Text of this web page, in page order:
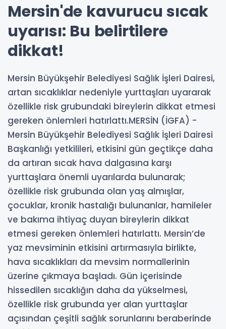
Mersin'de kavurucu sıcak
uyarısı: Bu belirtilere
dikkat!
Mersin Büyükşehir Belediyesi Sağlık İşleri Dairesi,
artan sıcaklıklar nedeniyle yurttaşları uyararak
özellikle risk grubundaki bireylerin dikkat etmesi
gereken önlemleri hatırlattı.MERSİN (İGFA) -
Mersin Büyükşehir Belediyesi Sağlık İşleri Dairesi
Başkanlığı yetkilileri, etkisini gün geçtikçe daha
da artıran sıcak hava dalgasına karşı
yurttaşlara önemli uyarılarda bulunarak;
özellikle risk grubunda olan yaş almışlar,
çocuklar, kronik hastalığı bulunanlar, hamileler
ve bakıma ihtiyaç duyan bireylerin dikkat
etmesi gereken önlemleri hatırlattı. Mersin’de
yaz mevsiminin etkisini artırmasıyla birlikte,
hava sıcaklıkları da mevsim normallerinin
üzerine çıkmaya başladı. Gün içerisinde
hissedilen sıcaklığın daha da yükselmesi,
özellikle risk grubunda yer alan yurttaşlar
açısından çeşitli sağlık sorunlarını beraberinde